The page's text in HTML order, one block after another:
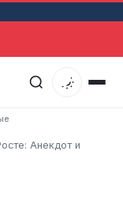
привлекательную
Анекдот и